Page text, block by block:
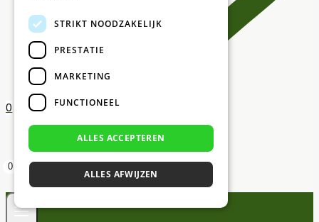
0
0
STRIKT NOODZAKELIJK
PRESTATIE
MARKETING
FUNCTIONEEL
ALLES ACCEPTEREN
ALLES AFWIJZEN